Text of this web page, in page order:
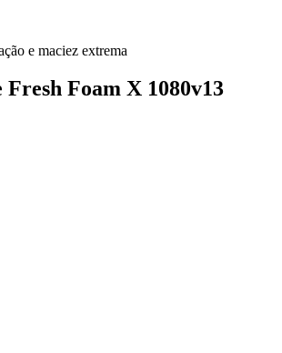
e maciez extrema
Fresh Foam X 1080v13